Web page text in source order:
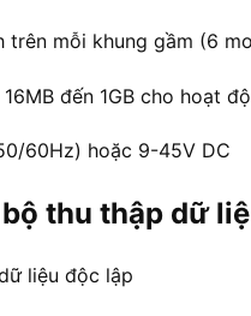
trên mỗi khung gầm (6
đến 1GB cho hoạt
60Hz) hoặc 9-45V DC
thu thập dữ
liệu độc lập